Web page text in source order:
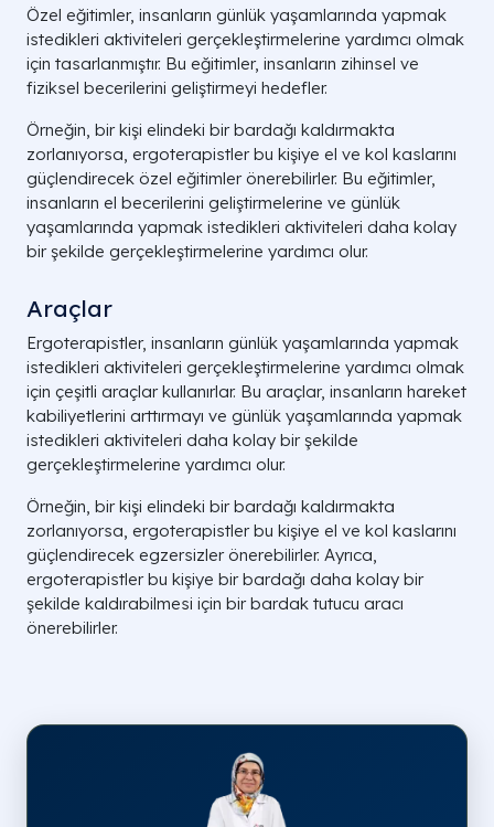
Özel eğitimler, insanların günlük yaşamlarında yapmak
istedikleri aktiviteleri gerçekleştirmelerine yardımcı olmak
için tasarlanmıştır. Bu eğitimler, insanların zihinsel ve
fiziksel becerilerini geliştirmeyi hedefler.
Örneğin, bir kişi elindeki bir bardağı kaldırmakta
zorlanıyorsa, ergoterapistler bu kişiye el ve kol kaslarını
güçlendirecek özel eğitimler önerebilirler. Bu eğitimler,
insanların el becerilerini geliştirmelerine ve günlük
yaşamlarında yapmak istedikleri aktiviteleri daha kolay
bir şekilde gerçekleştirmelerine yardımcı olur.
Araçlar
Ergoterapistler, insanların günlük yaşamlarında yapmak
istedikleri aktiviteleri gerçekleştirmelerine yardımcı olmak
için çeşitli araçlar kullanırlar. Bu araçlar, insanların hareket
kabiliyetlerini arttırmayı ve günlük yaşamlarında yapmak
istedikleri aktiviteleri daha kolay bir şekilde
gerçekleştirmelerine yardımcı olur.
Örneğin, bir kişi elindeki bir bardağı kaldırmakta
zorlanıyorsa, ergoterapistler bu kişiye el ve kol kaslarını
güçlendirecek egzersizler önerebilirler. Ayrıca,
ergoterapistler bu kişiye bir bardağı daha kolay bir
şekilde kaldırabilmesi için bir bardak tutucu aracı
önerebilirler.